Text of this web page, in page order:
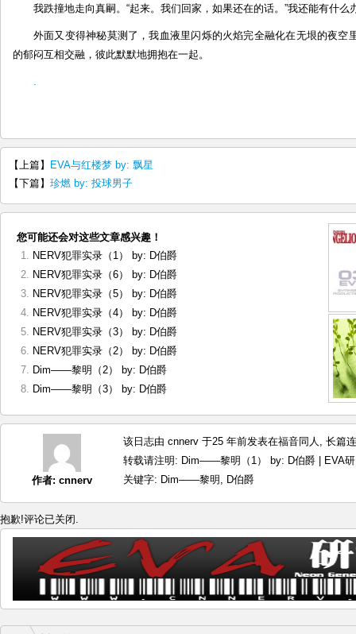
我跌撞地走向真嗣。“起来。我们回家，如果还在的话。”我还能有什么
外面又变得神秘莫测了，我血液里闪烁的火焰完全融化在无垠的夜空
的郁闷互相交融，彼此默默地拥抱在一起。
.
【上篇】
EVA与红楼梦 by: 飘星
【下篇】 珍燃 by: 投球男子
您可能还会对这些文章感兴趣！
NERV犯罪实录（1） by: D伯爵
NERV犯罪实录（6） by: D伯爵
NERV犯罪实录（5） by: D伯爵
NERV犯罪实录（4） by: D伯爵
NERV犯罪实录（3） by: D伯爵
NERV犯罪实录（2） by: D伯爵
Dim——黎明（2） by: D伯爵
Dim——黎明（3） by: D伯爵
作者: cnnerv
该日志由 cnnerv 于25 年前发表在福音同人 , 长篇
转载请注明: Dim——黎明（1） by: D伯爵 | EVA
关键字: Dim——黎明 , D伯爵
抱歉!评论已关闭.